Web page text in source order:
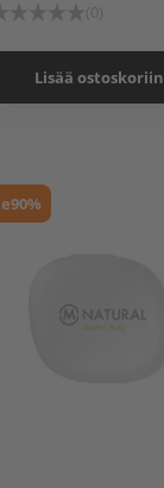
Lisää ostoskoriin
90%